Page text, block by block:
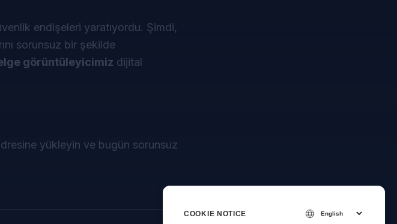
endişeleri yaratıyordu. Şimdi,
sorunsuz bir şekilde
görüntüleyicimiz dijital
yükleyin ve bugün sorunsuz
COOKIE NOTICE